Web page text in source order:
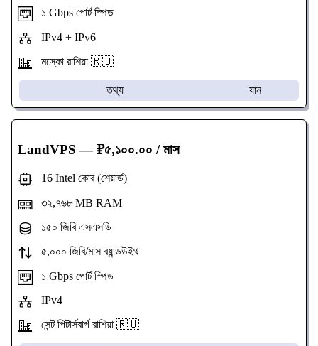
১ Gbps পোর্ট স্পিড
IPv4 + IPv6
মস্কো রাশিয়া 🇷🇺
তথ্য যান
LandVPS — ₽৫,১০০.০০ / মাস
16 Intel কোর (শেয়ার্ড)
৩২,৭৬৮ MB RAM
১৫০ জিবি এসএসডি
৫,০০০ জিবি/মাস ব্যান্ডউইথ
১ Gbps পোর্ট স্পিড
IPv4
সেন্ট পিটার্সবার্গ রাশিয়া 🇷🇺